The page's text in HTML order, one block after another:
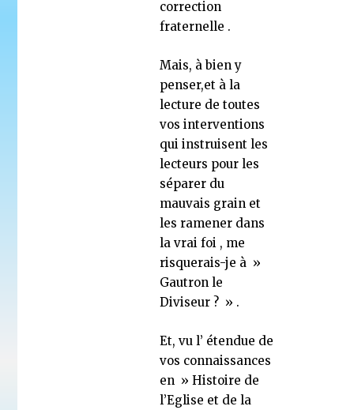
correction
fraternelle .
Mais, à bien y
penser,et à la
lecture de toutes
vos interventions
qui instruisent les
lecteurs pour les
séparer du
mauvais grain et
les ramener dans
la vrai foi , me
risquerais-je à »
Gautron le
Diviseur ? » .
Et, vu l’ étendue de
vos connaissances
en » Histoire de
l’Eglise et de la